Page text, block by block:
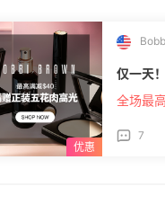
仅一天
全场最
7